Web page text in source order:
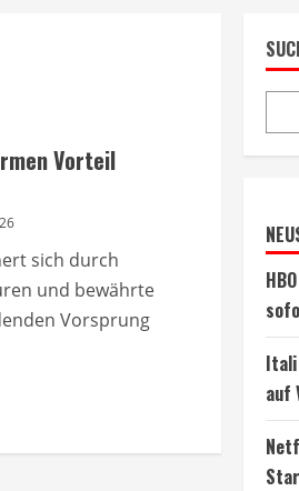
Vorteil
sich durch
und bewährte
Vorsprung
auf